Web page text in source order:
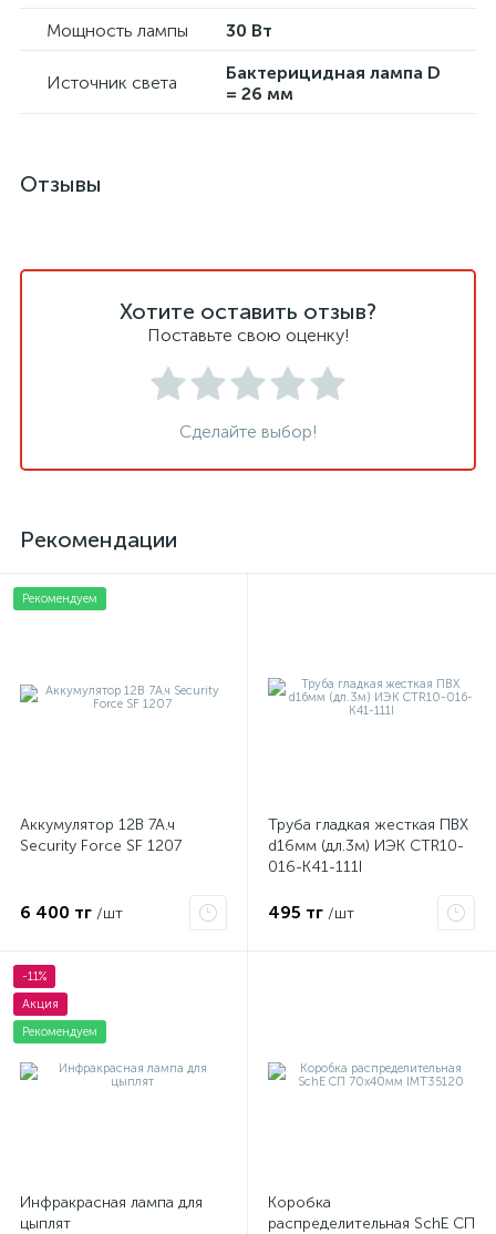
Мощность лампы
30 Вт
Источник света
Бактерицидная лампа D
= 26 мм
Отзывы
Хотите оставить отзыв?
Поставьте свою оценку!
Сделайте выбор!
Рекомендации
Рекомендуем
Аккумулятор 12В 7А.ч
Security Force SF 1207
6 400 тг /шт
Труба гладкая жесткая ПВХ
d16мм (дл.3м) ИЭК CTR10-
016-K41-111I
495 тг /шт
-11%
Акция
Рекомендуем
Инфракрасная лампа для
цыплят
Коробка
распределительная SchE СП